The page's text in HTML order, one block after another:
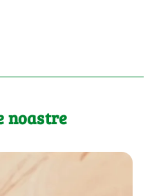
noastre